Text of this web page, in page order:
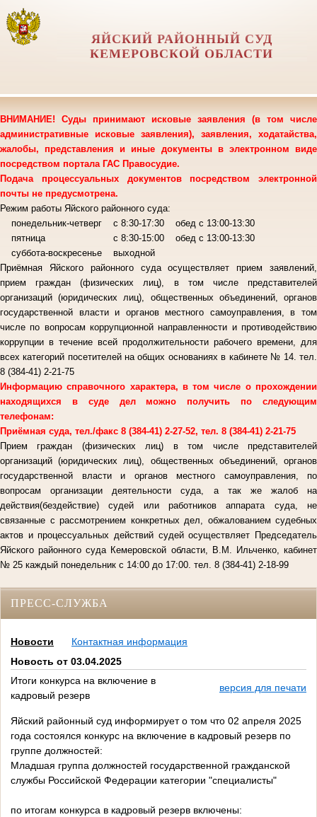
ЯЙСКИЙ РАЙОННЫЙ СУД
КЕМЕРОВСКОЙ ОБЛАСТИ
ВНИМАНИЕ! Суды принимают исковые заявления (в том числе
административные исковые заявления), заявления, ходатайства,
жалобы, представления и иные документы в электронном виде
посредством портала ГАС Правосудие.
Подача процессуальных документов посредством электронной
почты не предусмотрена.
Режим работы Яйского районного суда:
понедельник-четверг с 8:30-17:30 обед с 13:00-13:30
пятница с 8:30-15:00 обед с 13:00-13:30
суббота-воскресенье выходной
Приёмная Яйского районного суда осуществляет прием заявлений,
прием граждан (физических лиц), в том числе представителей
организаций (юридических лиц), общественных объединений, органов
государственной власти и органов местного самоуправления, в том
числе по вопросам коррупционной направленности и противодействию
коррупции в течение всей продолжительности рабочего времени, для
всех категорий посетителей на общих основаниях в кабинете № 14. тел.
8 (384-41) 2-21-75
Информацию справочного характера, в том числе о прохождении
находящихся в суде дел можно получить по следующим
телефонам:
Приёмная суда, тел./факс 8 (384-41) 2-27-52, тел. 8 (384-41) 2-21-75
Прием граждан (физических лиц) в том числе представителей
организаций (юридических лиц), общественных объединений, органов
государственной власти и органов местного самоуправления, по
вопросам организации деятельности суда, а так же жалоб на
действия(бездействие) судей или работников аппарата суда, не
связанные с рассмотрением конкретных дел, обжалованием судебных
актов и процессуальных действий судей осуществляет Председатель
Яйского районного суда Кемеровской области, В.М. Ильченко, кабинет
№ 25 каждый понедельник с 14:00 до 17:00. тел. 8 (384-41) 2-18-99
ПРЕСС-СЛУЖБА
Новости
Контактная информация
Новость от 03.04.2025
Итоги конкурса на включение в
кадровый резерв
версия для печати
Яйский районный суд информирует о том что 02 апреля 2025
года состоялся конкурс на включение в кадровый резерв по
группе должностей:
Младшая группа должностей государственной гражданской
службы Российской Федерации категории "специалисты"
по итогам конкурса в кадровый резерв включены: